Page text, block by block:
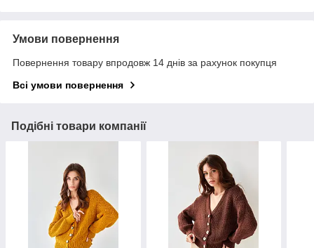
Умови повернення
Повернення товару впродовж 14 днів за рахунок покупця
Всі умови повернення
Подібні товари компанії